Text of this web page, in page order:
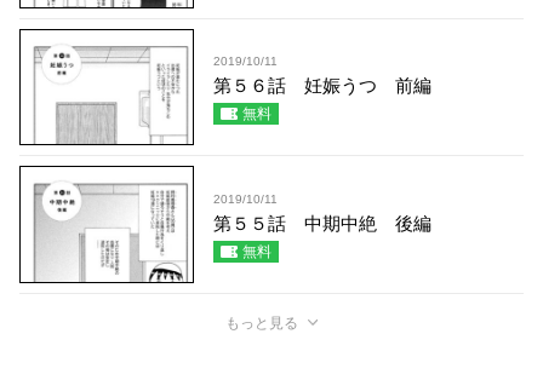
2019/10/11
第５６話 妊娠うつ 前編
無料
2019/10/11
第５５話 中期中絶 後編
無料
もっと見る